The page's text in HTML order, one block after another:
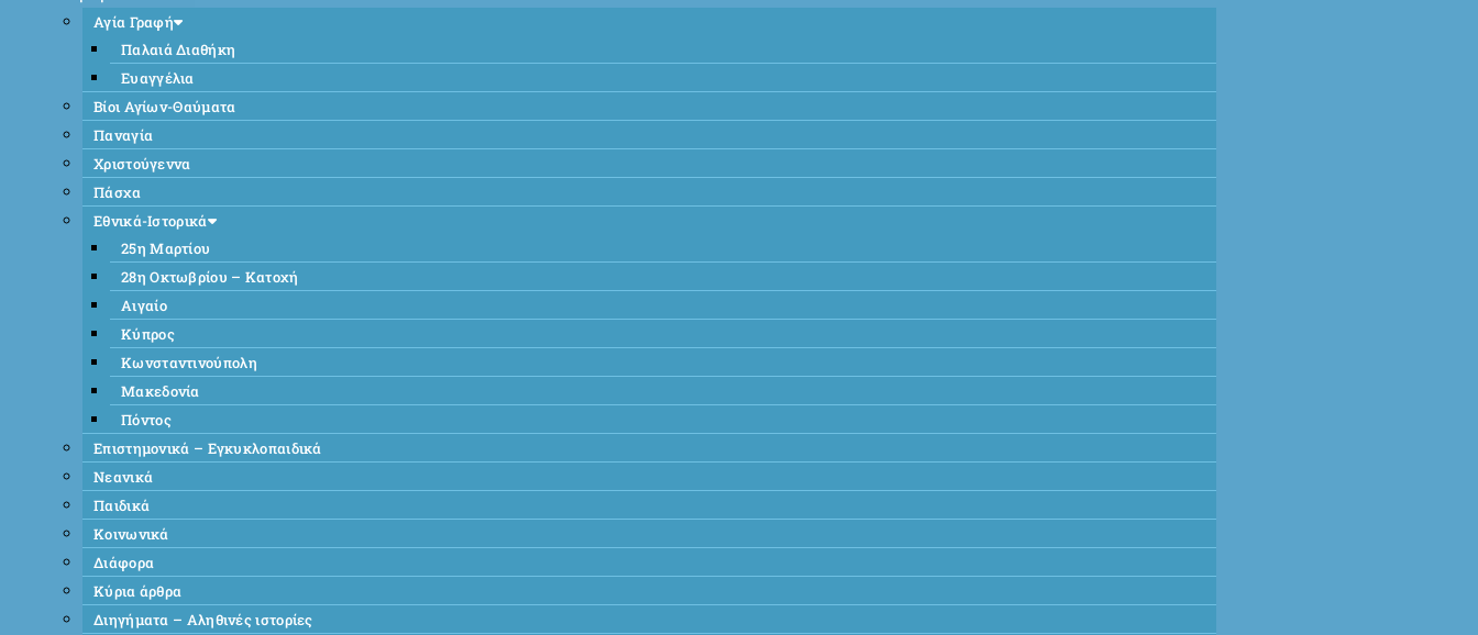
Αγία Γραφή
Παλαιά Διαθήκη
Ευαγγέλια
Βίοι Αγίων-Θαύματα
Παναγία
Χριστούγεννα
Πάσχα
Εθνικά-Ιστορικά
25η Μαρτίου
28η Οκτωβρίου – Κατοχή
Αιγαίο
Κύπρος
Κωνσταντινούπολη
Μακεδονία
Πόντος
Επιστημονικά – Εγκυκλοπαιδικά
Νεανικά
Παιδικά
Κοινωνικά
Διάφορα
Κύρια άρθρα
Διηγήματα – Αληθινές ιστορίες